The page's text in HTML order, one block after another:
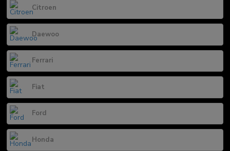
Citroen
Daewoo
Ferrari
Fiat
Ford
Honda